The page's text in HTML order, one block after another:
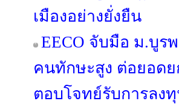
เมืองอย่างยั่งยืน
EECO จับมือ ม.บูร
คนทักษะสูง ต่อยอด
ตอบโจทย์รับการลง